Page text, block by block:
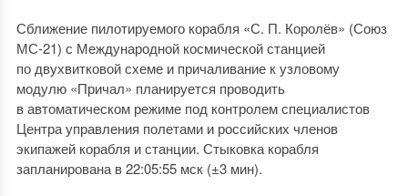
Сближение пилотируемого корабля «С. П. Королёв» (Союз
МС-21) с Международной космической станцией
по двухвитковой схеме и причаливание к узловому
модулю «Причал» планируется проводить
в автоматическом режиме под контролем специалистов
Центра управления полетами и российских членов
экипажей корабля и станции. Стыковка корабля
запланирована в 22:05:55 мск (±3 мин).